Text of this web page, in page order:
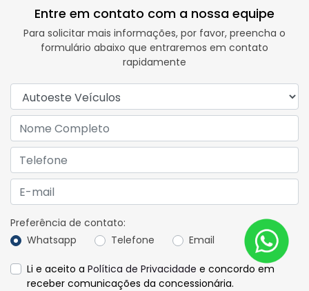
Entre em contato com a nossa equipe
Para solicitar mais informações, por favor, preencha o
formulário abaixo que entraremos em contato
rapidamente
Preferência de contato:
Whatsapp
Telefone Email
Li e aceito a Política de Privacidade e concordo em
receber comunicações da concessionária.